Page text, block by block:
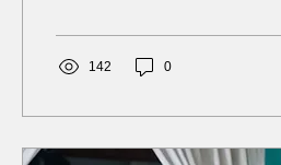
142 0